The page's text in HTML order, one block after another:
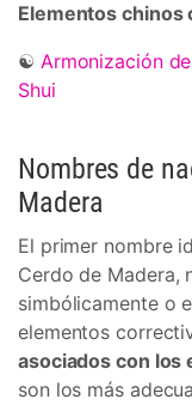
Elementos chinos
☯ Armonización
Shui
Nombres de
Madera
El primer nombre
Cerdo de Madera,
simbólicamente o
elementos
asociados con los
son los más